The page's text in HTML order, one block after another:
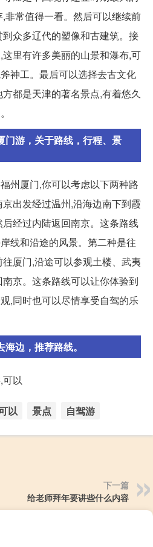
非常值得一看。然后可以继续前
众多辽代的塑像和古建筑。接
里有许多美丽的山景和瀑布,可
神工。最后可以选择去古文化
都是天津的著名景点,有着悠久
门游，关于路线，行程、景
州厦门,你可以考虑以下两种路
出发经过温州,沿海边南下到霞
经过内陆返回南京。这条路线
线和沿途的风景。第二种是往
厦门,沿途可以参观土楼、武夷
京。这条路线可以让你体验到
,同时也可以尽情享受自驾的乐
边，推荐路线。
以
以 景点 自驾游
下一篇
给老师拜年要讲些什么内容